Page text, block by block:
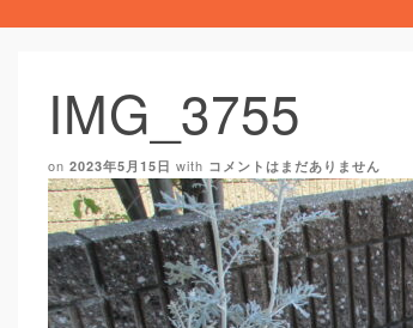
IMG_3755
on 2023年5月15日 with コメントはまだありません